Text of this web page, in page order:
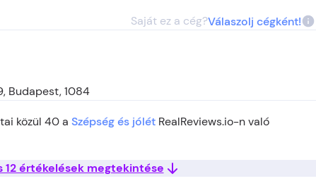
Saját ez a cég?Válaszolj cégként!
Budapest, 1084
közül 40 a Szépség és jólét RealReviews.io-n való
12 értékelések megtekintése